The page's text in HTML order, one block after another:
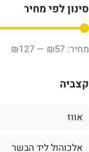
סינון לפי מחיר
₪57
—
₪127
קצביה
אווז
אלכוהול ליד הבשר